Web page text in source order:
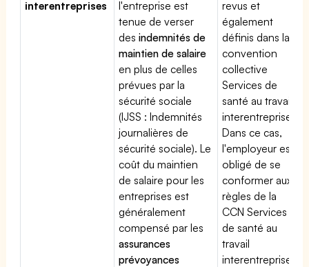
interentreprises
l'entreprise est
tenue de verser
desindemnités de
maintien de salaire
en plus de celles
prévues par la
sécurité sociale
(IJSS : Indemnités
journalières de
sécurité sociale). Le
coût du maintien
de salaire pour les
entreprises est
généralement
compensé par les
assurances
prévoyances
revus et
également
définis dans la
convention
collective
Services de
santé au travail
interentreprises.
Dans ce cas,
l'employeur est
obligé de se
conformer aux
règles de la
CCN Services
de santé au
travail
interentreprises